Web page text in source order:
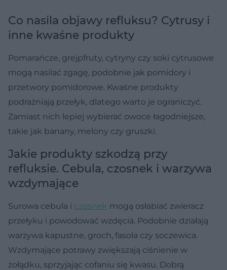
Co nasila objawy refluksu? Cytrusy i
inne kwaśne produkty
Pomarańcze, grejpfruty, cytryny czy soki cytrusowe
mogą nasilać zgagę, podobnie jak pomidory i
przetwory pomidorowe. Kwaśne produkty
podrażniają przełyk, dlatego warto je ograniczyć.
Zamiast nich lepiej wybierać owoce łagodniejsze,
takie jak banany, melony czy gruszki.
Jakie produkty szkodzą przy
refluksie. Cebula, czosnek i warzywa
wzdymające
Surowa cebula i czosnek mogą osłabiać zwieracz
przełyku i powodować wzdęcia. Podobnie działają
warzywa kapustne, groch, fasola czy soczewica.
Wzdymające potrawy zwiększają ciśnienie w
żołądku, sprzyjając cofaniu się kwasu. Dobrą